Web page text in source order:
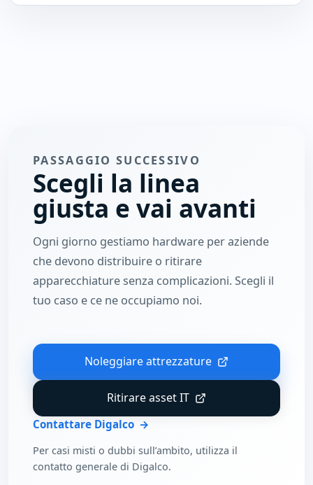
PASSAGGIO SUCCESSIVO
Scegli la linea
giusta e vai avanti
Ogni giorno gestiamo hardware per aziende
che devono distribuire o ritirare
apparecchiature senza complicazioni. Scegli il
tuo caso e ce ne occupiamo noi.
Noleggiare attrezzature
Ritirare asset IT
Contattare Digalco
Per casi misti o dubbi sull’ambito, utilizza il
contatto generale di Digalco.